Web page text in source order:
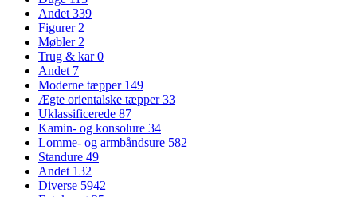
Andet339
Figurer2
Møbler2
Trug & kar0
Andet 7
Moderne tæpper 149
Ægte orientalske tæpper33
Uklassificerede 87
Kamin- og konsolure 34
Lomme- og armbåndsure 582
Standure 49
Andet 132
Diverse 5942